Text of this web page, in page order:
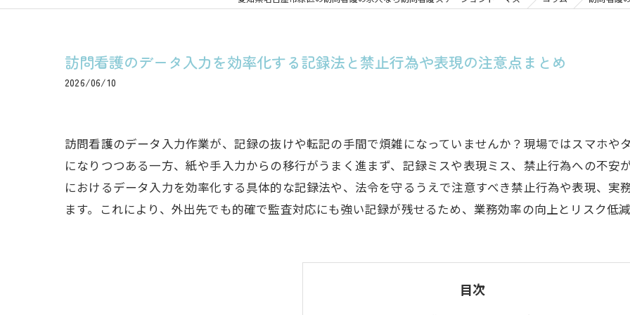
訪問看護のデータ入力を効率化する記録法と禁止行為や表現の注意点まとめ
2026/06/10
訪問看護のデータ入力作業が、記録の抜けや転記の手間で煩雑になっていませんか？現場ではスマホや
になりつつある一方、紙や手入力からの移行がうまく進まず、記録ミスや表現ミス、禁止行為への不安
におけるデータ入力を効率化する具体的な記録法や、法令を守るうえで注意すべき禁止行為や表現、実
ます。これにより、外出先でも的確で監査対応にも強い記録が残せるため、業務効率の向上とリスク低
目次